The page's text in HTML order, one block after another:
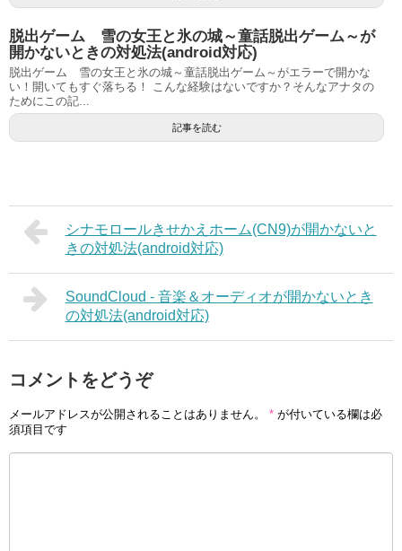
脱出ゲーム 雪の女王と氷の城～童話脱出ゲーム～が
開かないときの対処法(android対応)
脱出ゲーム 雪の女王と氷の城～童話脱出ゲーム～がエラーで開かな
い！開いてもすぐ落ちる！ こんな経験はないですか？そんなアナタの
ためにこの記...
記事を読む
シナモロールきせかえホーム(CN9)が開かないと
きの対処法(android対応)
SoundCloud - 音楽＆オーディオが開かないとき
の対処法(android対応)
コメントをどうぞ
メールアドレスが公開されることはありません。 * が付いている欄は必
須項目です